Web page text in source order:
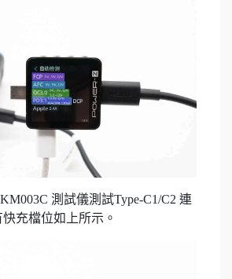
測試儀測試Type-C1/C2 連
充檔位如上所示。